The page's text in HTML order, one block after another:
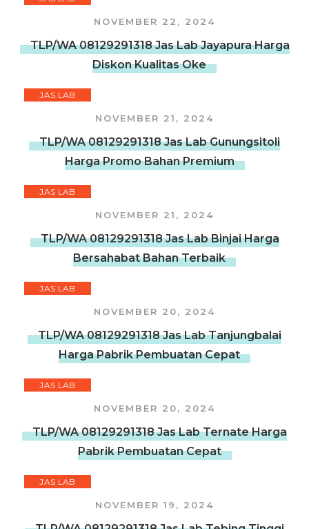
NOVEMBER 22, 2024
TLP/WA 08129291318 Jas Lab Jayapura Harga
Diskon Kualitas Oke
JAS LAB
NOVEMBER 21, 2024
TLP/WA 08129291318 Jas Lab Gunungsitoli
Harga Promo Bahan Premium
JAS LAB
NOVEMBER 21, 2024
TLP/WA 08129291318 Jas Lab Binjai Harga
Bersahabat Bahan Terbaik
JAS LAB
NOVEMBER 20, 2024
TLP/WA 08129291318 Jas Lab Tanjungbalai
Harga Pabrik Pembuatan Cepat
JAS LAB
NOVEMBER 20, 2024
TLP/WA 08129291318 Jas Lab Ternate Harga
Pabrik Pembuatan Cepat
JAS LAB
NOVEMBER 19, 2024